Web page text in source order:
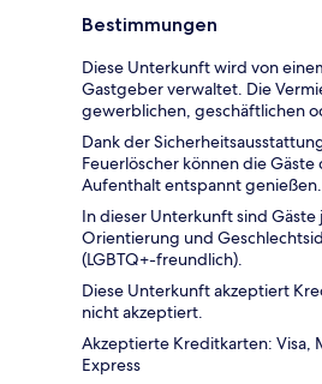
Bestimmungen
Diese Unterkunft wird von
Gastgeber verwaltet. Die
gewerblichen, geschäftlichen
Dank der
Feuerlöscher können die
Aufenthalt entspannt genießen.
In dieser Unterkunft sind
Orientierung und
(LGBTQ+-freundlich).
Diese Unterkunft akzeptiert
nicht akzeptiert.
Akzeptierte Kreditkarten: Visa,
Express